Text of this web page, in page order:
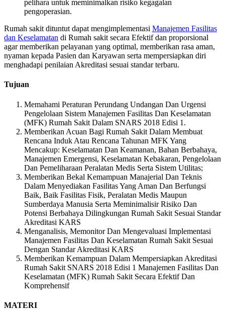
pelihara untuk meminimalkan risiko kegagalan
pengoperasian.
Rumah sakit dituntut dapat mengimplementasi Manajemen Fasilitas
dan Keselamatan di Rumah sakit secara Efektif dan proporsional
agar memberikan pelayanan yang optimal, memberikan rasa aman,
nyaman kepada Pasien dan Karyawan serta mempersiapkan diri
menghadapi penilaian Akreditasi sesuai standar terbaru.
Tujuan
Memahami Peraturan Perundang Undangan Dan Urgensi
Pengelolaan Sistem Manajemen Fasilitas Dan Keselamatan
(MFK) Rumah Sakit Dalam SNARS 2018 Edisi 1.
Memberikan Acuan Bagi Rumah Sakit Dalam Membuat
Rencana Induk Atau Rencana Tahunan MFK Yang
Mencakup: Keselamatan Dan Keamanan, Bahan Berbahaya,
Manajemen Emergensi, Keselamatan Kebakaran, Pengelolaan
Dan Pemeliharaan Peralatan Medis Serta Sistem Utilitas;
Memberikan Bekal Kemampuan Manajerial Dan Teknis
Dalam Menyediakan Fasilitas Yang Aman Dan Berfungsi
Baik, Baik Fasilitas Fisik, Peralatan Medis Maupun
Sumberdaya Manusia Serta Meminimalisir Risiko Dan
Potensi Berbahaya Dilingkungan Rumah Sakit Sesuai Standar
Akreditasi KARS
Menganalisis, Memonitor Dan Mengevaluasi Implementasi
Manajemen Fasilitas Dan Keselamatan Rumah Sakit Sesuai
Dengan Standar Akreditasi KARS
Memberikan Kemampuan Dalam Mempersiapkan Akreditasi
Rumah Sakit SNARS 2018 Edisi 1 Manajemen Fasilitas Dan
Keselamatan (MFK) Rumah Sakit Secara Efektif Dan
Komprehensif
MATERI